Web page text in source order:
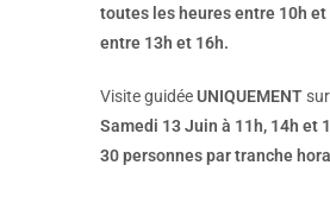
toutes les heures entre 10h et
entre 13h et 16h.
Visite guidéeUNIQUEMENT
Samedi 13 Juin à 11h, 14h et
30 personnes par tranche